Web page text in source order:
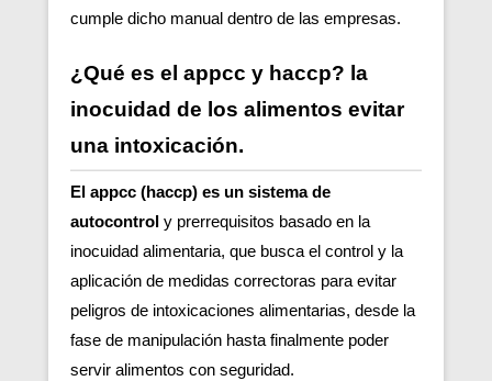
cumple dicho manual dentro de las empresas.
¿Qué es el appcc y haccp? la
inocuidad de los alimentos evitar
una intoxicación.
El appcc (haccp) es un sistema de
autocontrol y prerrequisitos basado en la
inocuidad alimentaria, que busca el control y la
aplicación de medidas correctoras para evitar
peligros de intoxicaciones alimentarias, desde la
fase de manipulación hasta finalmente poder
servir alimentos con seguridad.